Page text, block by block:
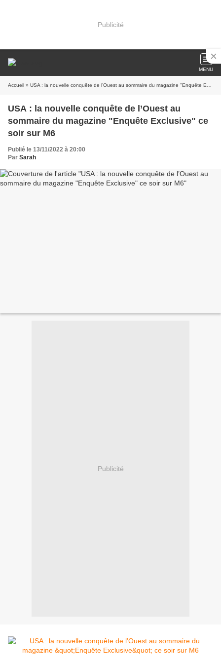
Publicité
MENU
Accueil » USA : la nouvelle conquête de l’Ouest au sommaire du magazine "Enquête Exclusive" ce soir sur M6
USA : la nouvelle conquête de l’Ouest au
sommaire du magazine "Enquête Exclusive" ce
soir sur M6
Publié le 13/11/2022 à 20:00
Par Sarah
Publicité